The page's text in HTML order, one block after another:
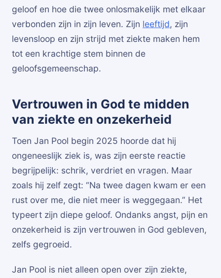
geloof en hoe die twee onlosmakelijk met elkaar
verbonden zijn in zijn leven. Zijn leeftijd, zijn
levensloop en zijn strijd met ziekte maken hem
tot een krachtige stem binnen de
geloofsgemeenschap.
Vertrouwen in God te midden
van ziekte en onzekerheid
Toen Jan Pool begin 2025 hoorde dat hij
ongeneeslijk ziek is, was zijn eerste reactie
begrijpelijk: schrik, verdriet en vragen. Maar
zoals hij zelf zegt: “Na twee dagen kwam er een
rust over me, die niet meer is weggegaan.” Het
typeert zijn diepe geloof. Ondanks angst, pijn en
onzekerheid is zijn vertrouwen in God gebleven,
zelfs gegroeid.
Jan Pool is niet alleen open over zijn ziekte,